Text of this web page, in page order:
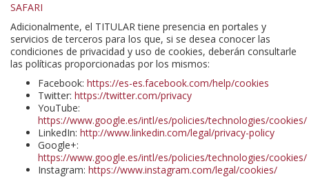
SAFARI
Adicionalmente, el TITULAR tiene presencia en portales y
servicios de terceros para los que, si se desea conocer las
condiciones de privacidad y uso de cookies, deberán consultarle
las políticas proporcionadas por los mismos:
Facebook: https://es-es.facebook.com/help/cookies
Twitter: https://twitter.com/privacy
YouTube:
https://www.google.es/intl/es/policies/technologies/cookies/
LinkedIn: http://www.linkedin.com/legal/privacy-policy
Google+:
https://www.google.es/intl/es/policies/technologies/cookies/
Instagram: https://www.instagram.com/legal/cookies/